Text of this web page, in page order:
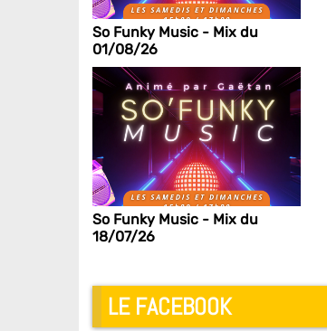
So Funky Music - Mix du
01/08/26
So Funky Music - Mix du
18/07/26
LE FACEBOOK